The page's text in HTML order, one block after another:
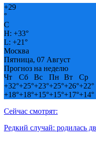
+29
°
C
H: +33°
L: +21°
Москва
Пятница, 07 Август
Прогноз на неделю
Чт
Сб Вс Пн Вт
Ср
+32°+25°+23°+25°+26°+22°
+18°+18°+15°+15°+17°+14°
Сейчас смотрят:
Редкий случай: родилась